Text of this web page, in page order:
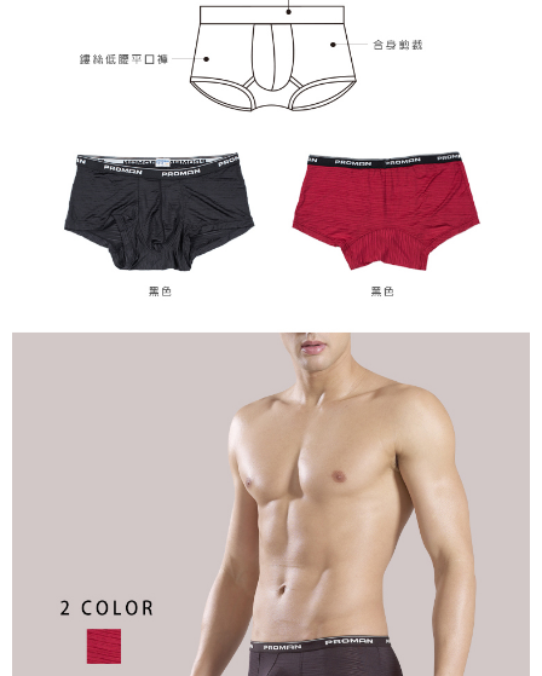
１．透過由恩沛科技股份有限公司提供之「AFTEE先享後付」服務完成之交
易，需依本服務之必要範圍內提供個人資料，並將交易相關給付款項請求債
權轉讓予恩沛科技股份有限公司。
３．未成年的使用者請事先徵得法定代理人或監護人之同意方可使用
「AFTEE先享後付」，若未經同意申辦者引起之損失，本公司不負相關責
４．使用「AFTEE先享後付」時，將依據個別帳號之用戶狀況，依本公司即
時審查核予不同之上限額度；若仍有額度不足之情形，本公司將視審查結果
請求用戶進行身份認證。
５．嚴禁一人註冊多個帳號或使用他人資訊註冊。若發現惡意使用之情形，
每筆NT$100，滿NT$899(含以上)免運費